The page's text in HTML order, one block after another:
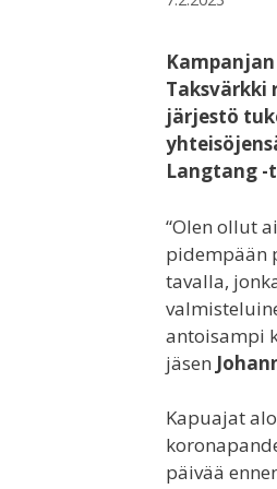
Taksvärkki
järjestö
Langtang -
“Olen ollut
pidempään
tavalla,
antoisampi
jäsen
Kapuajat
päivää